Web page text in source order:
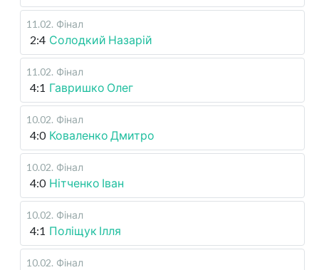
11.02. Фінал
2:4 Солодкий Назарій
11.02. Фінал
4:1 Гавришко Олег
10.02. Фінал
4:0 Коваленко Дмитро
10.02. Фінал
4:0 Нітченко Іван
10.02. Фінал
4:1 Поліщук Ілля
10.02. Фінал